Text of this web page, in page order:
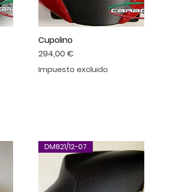
Cupolino
Precio
294,00 €
Impuesto excluido
DM821/12-07